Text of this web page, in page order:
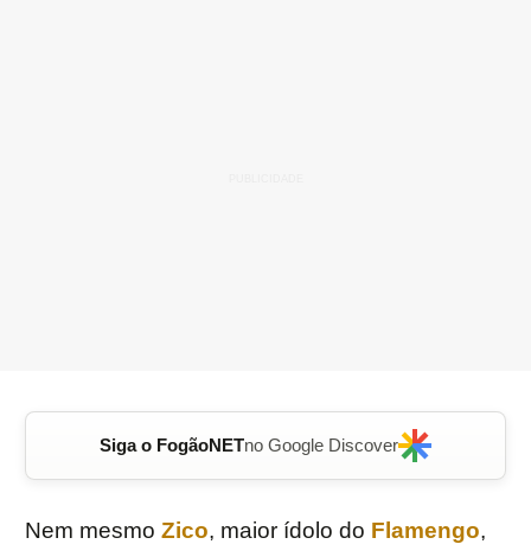
Siga o FogãoNETno Google Discover
Nem mesmo Zico, maior ídolo do Flamengo,